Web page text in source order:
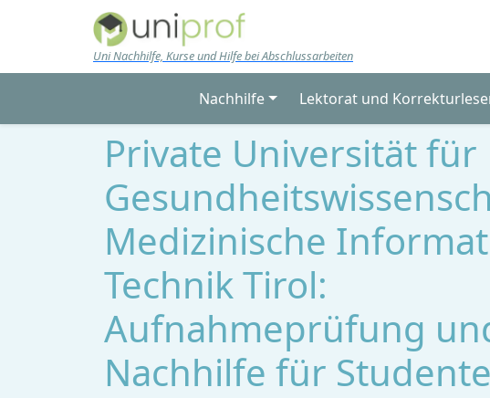
Skip to main content
Uni Nachhilfe, Kurse und Hilfe bei Abschlussarbeiten
Nachhilfe Lektorat und
Private Universität für
Medizinische
Technik Tirol:
Aufnahmeprüfung
Nachhilfe für